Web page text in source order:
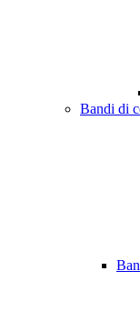
Bandi di